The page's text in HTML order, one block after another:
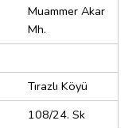
Muammer Akar
Mh.
Tırazlı Köyü
108/24. Sk